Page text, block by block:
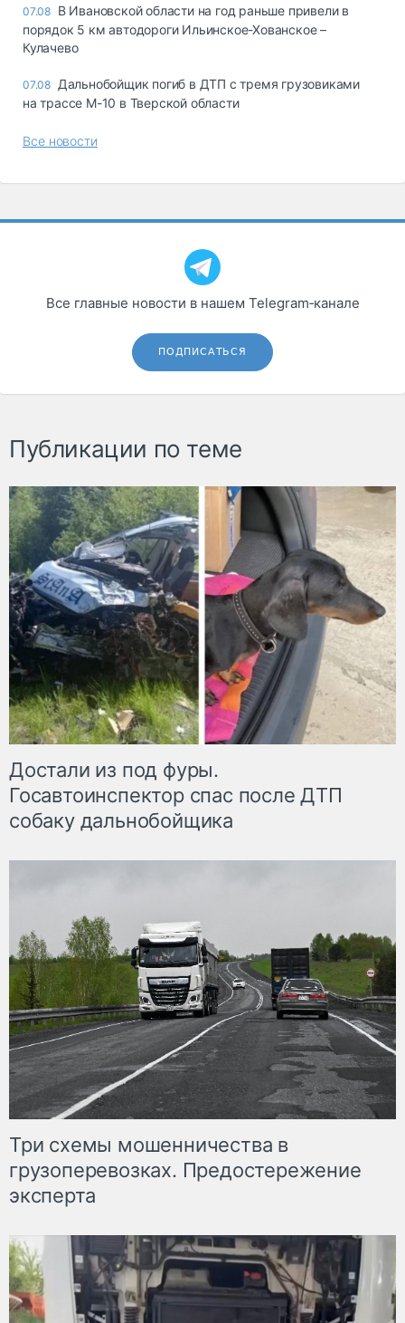
07.08 В Ивановской области на год раньше привели в
порядок 5 км автодороги Ильинское-Хованское –
Кулачево
07.08 Дальнобойщик погиб в ДТП с тремя грузовиками
на трассе М-10 в Тверской области
Все новости
Все главные новости в нашем Telegram‑канале
ПОДПИСАТЬСЯ
Публикации по теме
Достали из под фуры.
Госавтоинспектор спас после ДТП
собаку дальнобойщика
Три схемы мошенничества в
грузоперевозках. Предостережение
эксперта